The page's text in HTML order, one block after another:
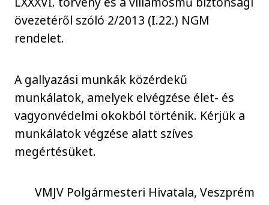
övezetéről szóló 2/2013 (I.22.) NGM
rendelet.
A gallyazási munkák közérdekű
munkálatok, amelyek elvégzése élet- és
vagyonvédelmi okokból történik. Kérjük a
munkálatok végzése alatt szíves
megértésüket.
VMJV Polgármesteri Hivatala, Veszprém